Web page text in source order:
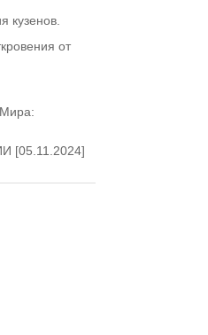
кузенов.
от
[05.11.2024]